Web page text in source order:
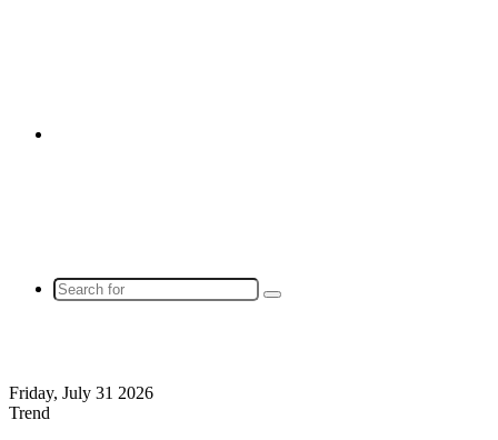
Search
Friday, July 31 2026
Trend